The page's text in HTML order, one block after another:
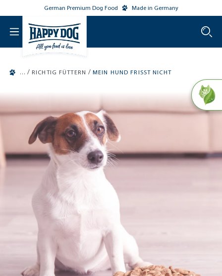
main contentGerman Premium Dog Food Made in Germany
/ RICHTIG FÜTTERN / MEIN HUND FRISST NICHT